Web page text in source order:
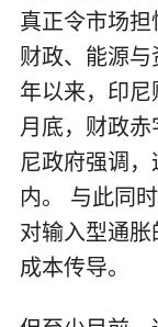
真正令市场
财政、能源
年以来，印
月底，财政
尼政府强调
内。 与此同
对输入型通
成本传导。